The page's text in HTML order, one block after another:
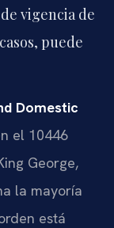
vigencia de
puede
Domestic
el 10446
George,
la mayoría
está